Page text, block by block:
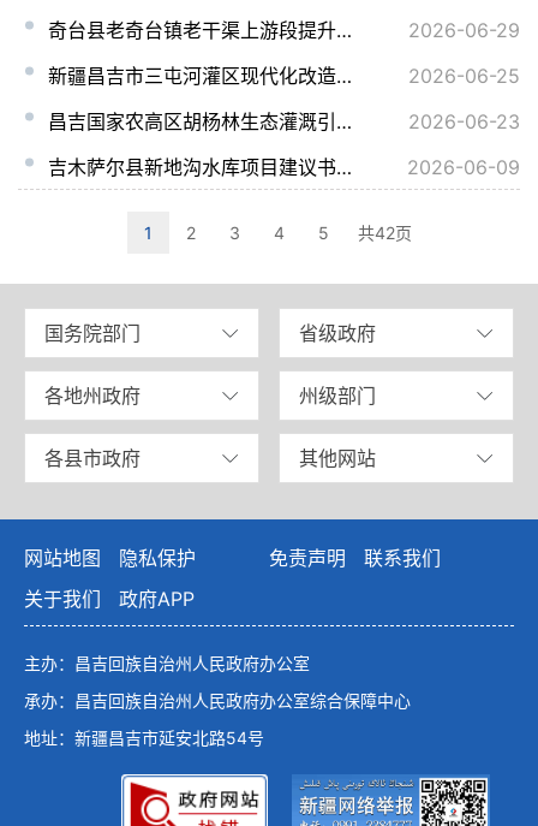
奇台县老奇台镇老干渠上游段提升改造项目工程监理[中标公示]
2026-06-29
新疆昌吉市三屯河灌区现代化改造工程施工九标段[中标公示]
2026-06-25
昌吉国家农高区胡杨林生态灌溉引水工程EPC总承包（二次）[中标公示]
2026-06-23
吉木萨尔县新地沟水库项目建议书、可行性研究报告服务项目[中标公示]
2026-06-09
1 2 3 4 5 共42页
国务院部门 省级政府
各地州政府 州级部门
各县市政府 其他网站
网站地图 隐私保护 免责声明
联系我们
关于我们
政府APP
主办：昌吉回族自治州人民政府办公室
承办：昌吉回族自治州人民政府办公室综合保障中心
地址：新疆昌吉市延安北路54号